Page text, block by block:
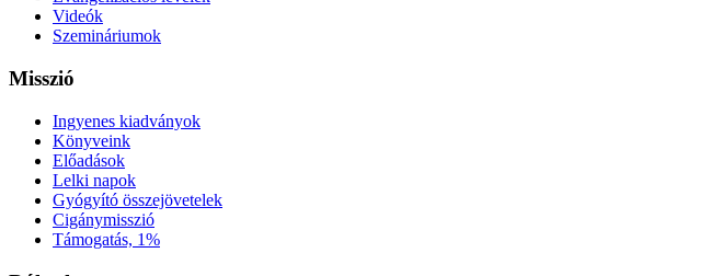
Videók
Szemináriumok
Misszió
Ingyenes kiadványok
Könyveink
Előadások
Lelki napok
Gyógyító összejövetelek
Cigánymisszió
Támogatás, 1%